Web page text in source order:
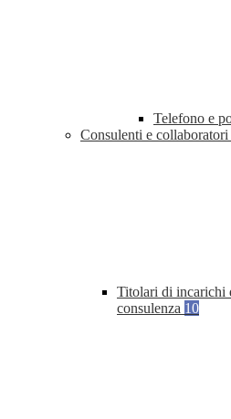
Telefono e
Consulenti e collaboratori
Titolari di incarichi
consulenza 10